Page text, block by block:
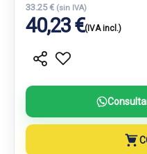
33.25 € (sin IVA)
40,23 €(IVA incl.)